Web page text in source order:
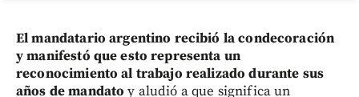
El mandatario argentino recibió la condecoración
y manifestó que esto representa un
reconocimiento al trabajo realizado durante sus
años de mandato y aludió a que significa un